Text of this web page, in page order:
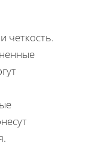
четкость.